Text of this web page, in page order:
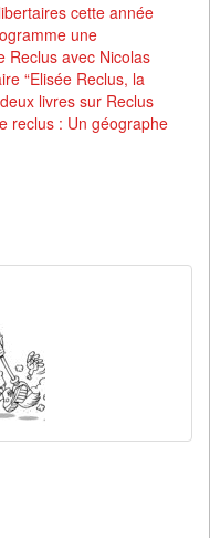
cette année
une
Reclus avec Nicolas
“Elisée Reclus, la
livres sur Reclus
reclus : Un géographe